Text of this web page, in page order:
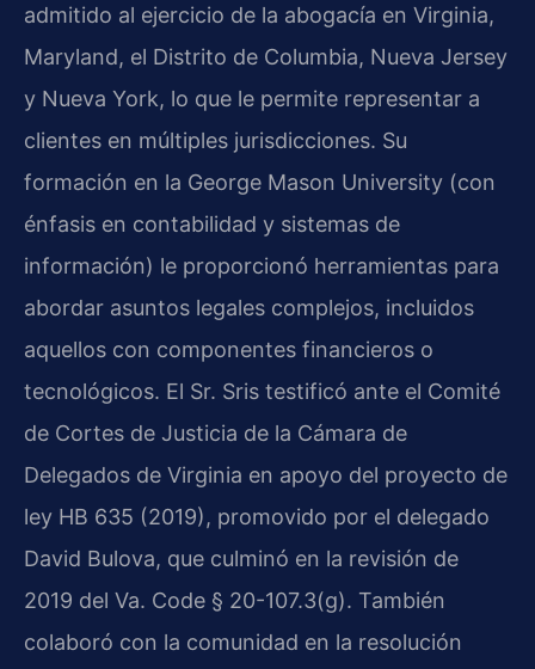
admitido al ejercicio de la abogacía en Virginia,
Maryland, el Distrito de Columbia, Nueva Jersey
y Nueva York, lo que le permite representar a
clientes en múltiples jurisdicciones. Su
formación en la George Mason University (con
énfasis en contabilidad y sistemas de
información) le proporcionó herramientas para
abordar asuntos legales complejos, incluidos
aquellos con componentes financieros o
tecnológicos. El Sr. Sris testificó ante el Comité
de Cortes de Justicia de la Cámara de
Delegados de Virginia en apoyo del proyecto de
ley HB 635 (2019), promovido por el delegado
David Bulova, que culminó en la revisión de
2019 del Va. Code § 20-107.3(g). También
colaboró con la comunidad en la resolución